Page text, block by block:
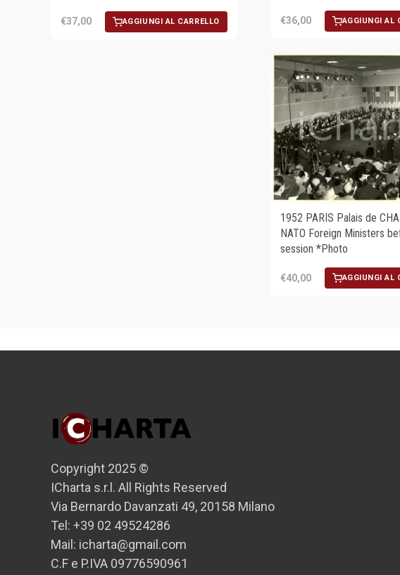
€37,00 AGGIUNGI AL CARRELLO €36,00 AGGIUNGI AL
1952 PARIS Palais de
NATO Foreign Ministers
session *Photo
€40,00 AGGIUNGI AL
Copyright 2025 ©
ICharta s.r.l. All Rights Reserved
Via Bernardo Davanzati 49, 20158 Milano
Tel: +39 02 49524286
Mail: icharta@gmail.com
C.F e P.IVA 09776590961